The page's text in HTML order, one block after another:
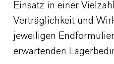
Einsatz in einer
Verträglichkeit und
jeweiligen
erwartenden